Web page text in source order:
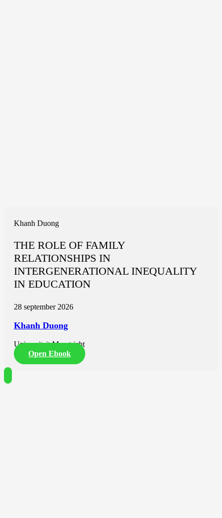
Khanh Duong
THE ROLE OF FAMILY
RELATIONSHIPS IN
INTERGENERATIONAL INEQUALITY
IN EDUCATION
28 september 2026
Khanh Duong
Universiteit Maastricht
Open Ebook